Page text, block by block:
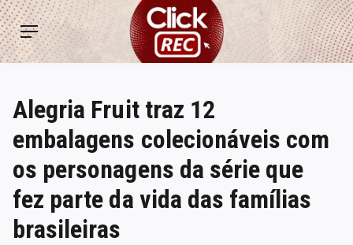
Skip
to
content
ClickREC
Menu
Alegria Fruit traz 12
embalagens colecionáveis com
os personagens da série que
fez parte da vida das famílias
brasileiras